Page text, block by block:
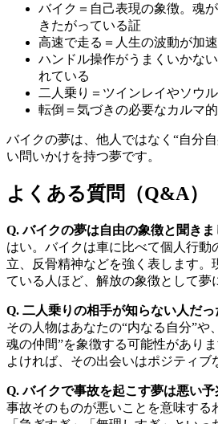
バイク＝自己表現の象徴。魂
きたがっている証
高速で走る＝人生の波動が加
ハンドル操作がうまくいかな
れている
二人乗り＝ツインレイやソウ
転倒＝気づきの必要なカルマ
バイクの夢は、他人ではなく“自分
い問いかけを持つ夢です。
よくある質問（Q&A）
Q. バイクの夢は自由の象徴と聞きま
はい。バイクは車に比べて個人行動
立、反骨精神などを強く表します。
ている人ほど、解放の象徴として夢
Q. 二人乗りの相手が知らない人だっ
その人物はあなたの“内なる自分”や
魂の仲間”を象徴する可能性があり
よければ、その出会いはポジティブ
Q. バイクで事故を起こす夢は悪い予
事故そのものが悪いことを意味する